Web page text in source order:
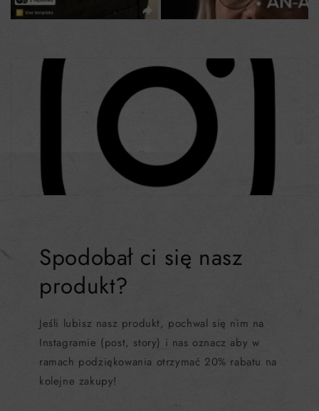
Spodobał ci się nasz
produkt?
Jeśli lubisz nasz produkt, pochwal się nim na
Instagramie (post, story) i nas oznacz aby w
ramach podziękowania otrzymać 20% rabatu na
kolejne zakupy!